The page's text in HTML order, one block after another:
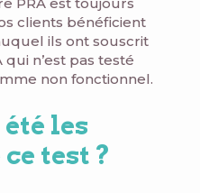
clients bénéficient
ils ont souscrit
n’est pas testé
non fonctionnel.
les
test ?